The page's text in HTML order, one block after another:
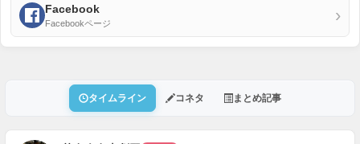
Facebook
Facebookページ ›
タイムライン コネタ まとめ記事